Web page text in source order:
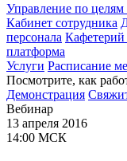
Управление по
Кабинет сотрудника
персонала Кафетерий
платформа
Услуги Расписание
Посмотрите, как
Демонстрация
Вебинар
13 апреля 2016
14:00 МСК